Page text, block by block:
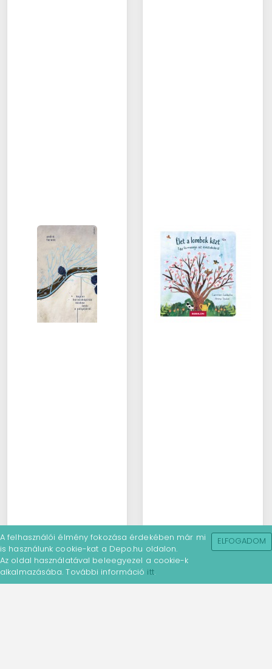
A felhasználói élmény fokozása érdekében már mi
is használunk cookie-kat a Depo.hu oldalon.
Az oldal használatával beleegyezel a cookie-k
alkalmazásába. További információ itt.
ELFOGADOM